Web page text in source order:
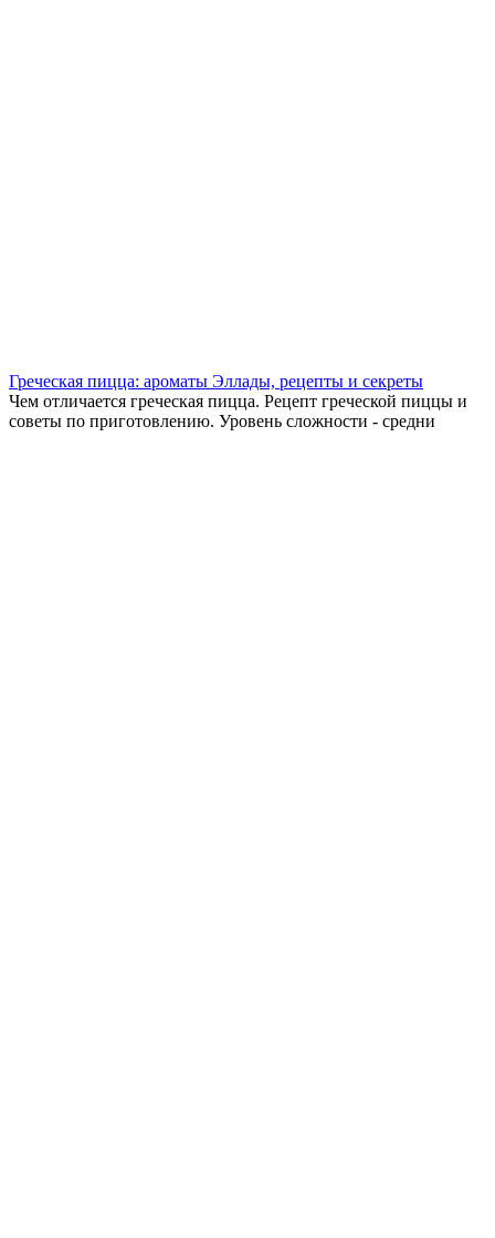
Греческая пицца: ароматы Эллады, рецепты и секреты
Чем отличается греческая пицца. Рецепт греческой пиццы и
советы по приготовлению. Уровень сложности - средни